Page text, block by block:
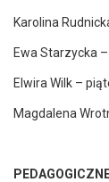
Karolina
Ewa Starzycka
Elwira Wilk –
Magdalena